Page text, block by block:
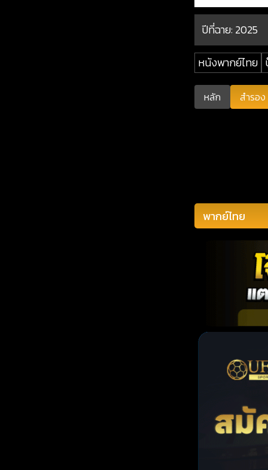
ปีที่ฉาย:2025
หนังพากย์ไทย
หลัก สำรอง